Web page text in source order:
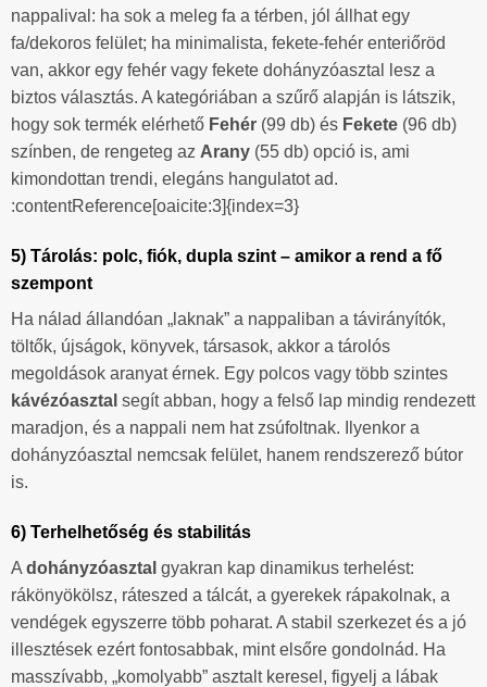
nappalival: ha sok a meleg fa a térben, jól állhat egy
fa/dekoros felület; ha minimalista, fekete-fehér enteriőröd
van, akkor egy fehér vagy fekete dohányzóasztal lesz a
biztos választás. A kategóriában a szűrő alapján is látszik,
hogy sok termék elérhető Fehér (99 db) és Fekete (96 db)
színben, de rengeteg az Arany (55 db) opció is, ami
kimondottan trendi, elegáns hangulatot ad.
:contentReference[oaicite:3]{index=3}
5) Tárolás: polc, fiók, dupla szint – amikor a rend a fő
szempont
Ha nálad állandóan „laknak” a nappaliban a távirányítók,
töltők, újságok, könyvek, társasok, akkor a tárolós
megoldások aranyat érnek. Egy polcos vagy több szintes
kávézóasztal segít abban, hogy a felső lap mindig rendezett
maradjon, és a nappali nem hat zsúfoltnak. Ilyenkor a
dohányzóasztal nemcsak felület, hanem rendszerező bútor
is.
6) Terhelhetőség és stabilitás
A dohányzóasztal gyakran kap dinamikus terhelést:
rákönyökölsz, ráteszed a tálcát, a gyerekek rápakolnak, a
vendégek egyszerre több poharat. A stabil szerkezet és a jó
illesztések ezért fontosabbak, mint elsőre gondolnád. Ha
masszívabb, „komolyabb” asztalt keresel, figyelj a lábak